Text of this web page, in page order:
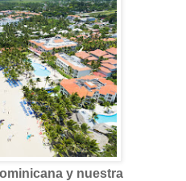
y nuestra